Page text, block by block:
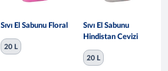
Sıvı El Sabunu Floral
20 L
Sıvı El Sabunu
Hindistan Cevizi
20 L